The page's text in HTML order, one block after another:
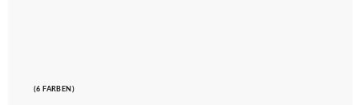
(6 FARBEN)